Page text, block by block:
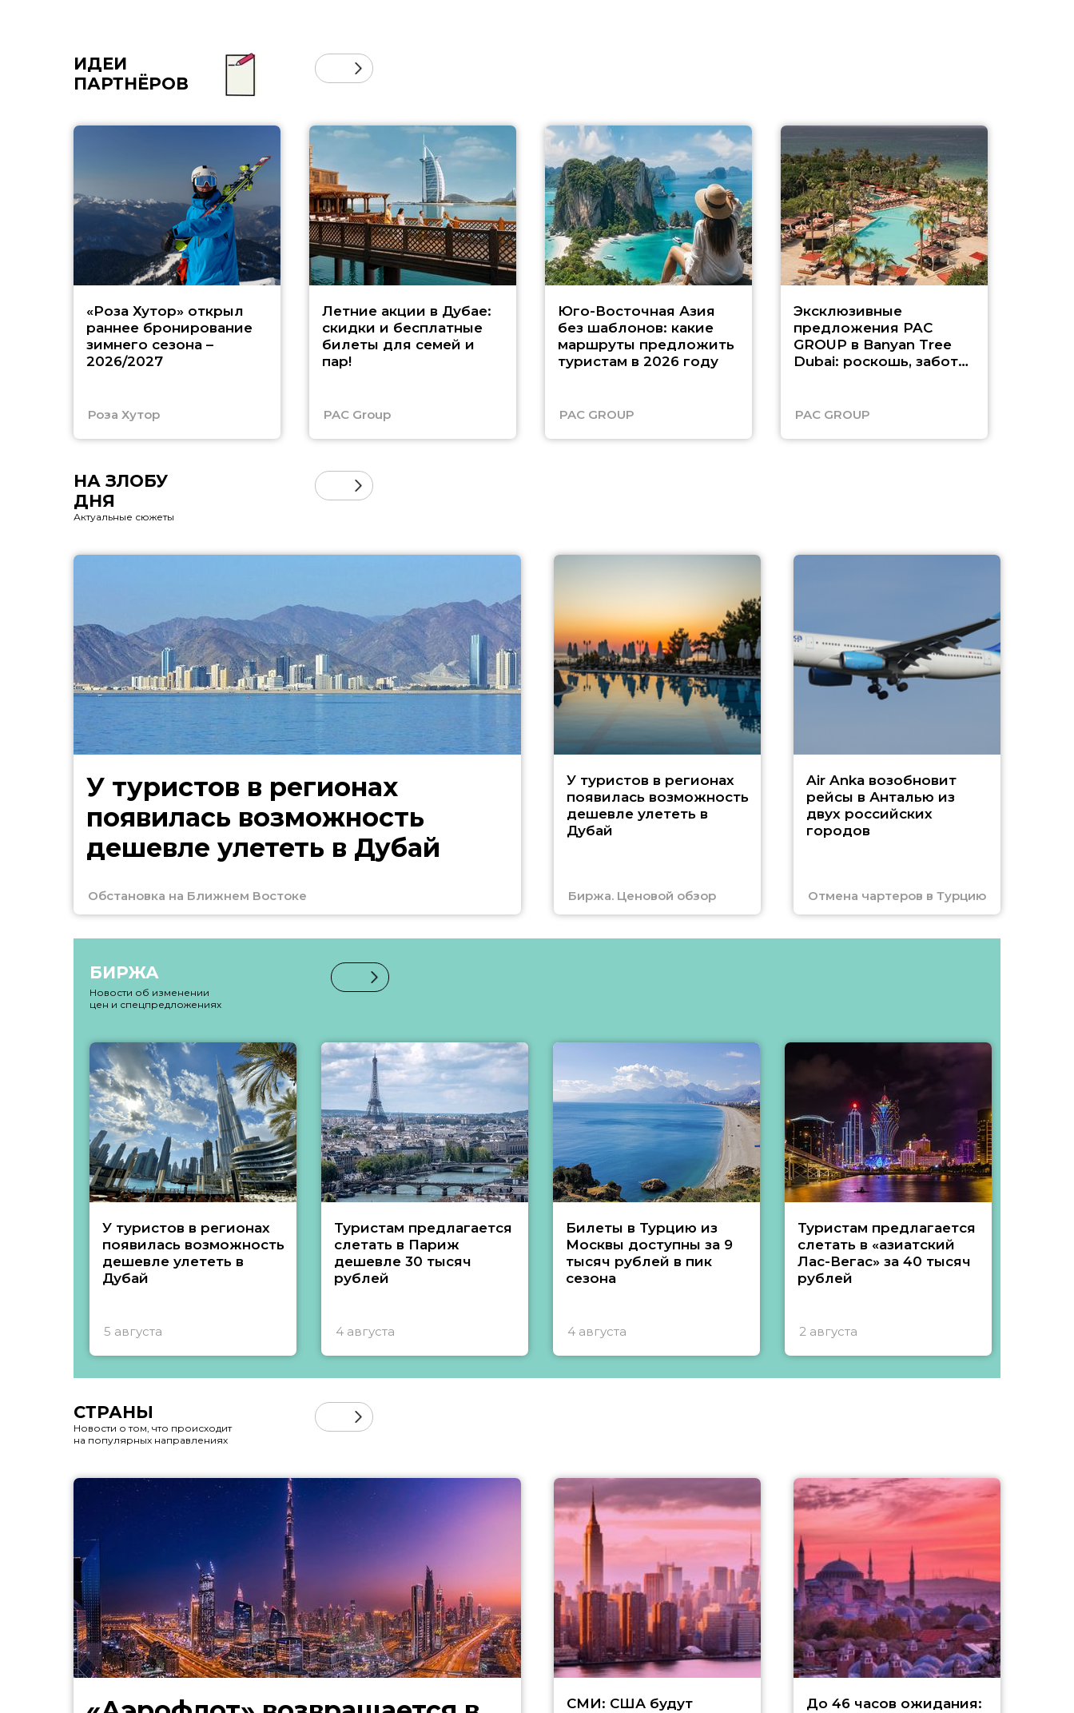
ИДЕИ
ПАРТНЁРОВ
«Роза Хутор» открыл
раннее бронирование
зимнего сезона –
2026/2027
Роза Хутор
Летние акции в Дубае:
скидки и бесплатные
билеты для семей и
пар!
PAC Group
Юго-Восточная Азия
без шаблонов: какие
маршруты предложить
туристам в 2026 году
PAC GROUP
Эксклюзивные
предложения PAC
GROUP в Banyan Tree
Dubai: роскошь, забота
PAC GROUP
НА ЗЛОБУ
ДНЯ
Актуальные сюжеты
У туристов в регионах
появилась возможность
дешевле улететь в Дубай
Обстановка на Ближнем Востоке
У туристов в регионах
появилась возможность
дешевле улететь в
Дубай
Биржа. Ценовой обзор
Air Anka возобновит
рейсы в Анталью из
двух российских
городов
Отмена чартеров в Турцию
БИРЖА
Новости об изменении
цен и спецпредложениях
У туристов в регионах
появилась возможность
дешевле улететь в
Дубай
5 августа
Туристам предлагается
слетать в Париж
дешевле 30 тысяч
рублей
4 августа
Билеты в Турцию из
Москвы доступны за 9
тысяч рублей в пик
сезона
4 августа
Туристам предлагается
слетать в «азиатский
Лас-Вегас» за 40 тысяч
рублей
2 августа
СТРАНЫ
Новости о том, что происходит
на популярных направлениях
СМИ: США будут
До 46 часов ожидания: